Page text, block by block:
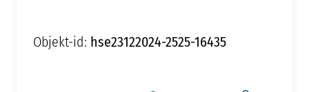
Objekt-id: hse23122024-2525-16435